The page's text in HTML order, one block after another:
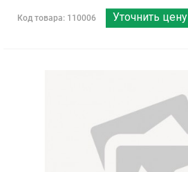
Код товара: 110006 Уточнить цену